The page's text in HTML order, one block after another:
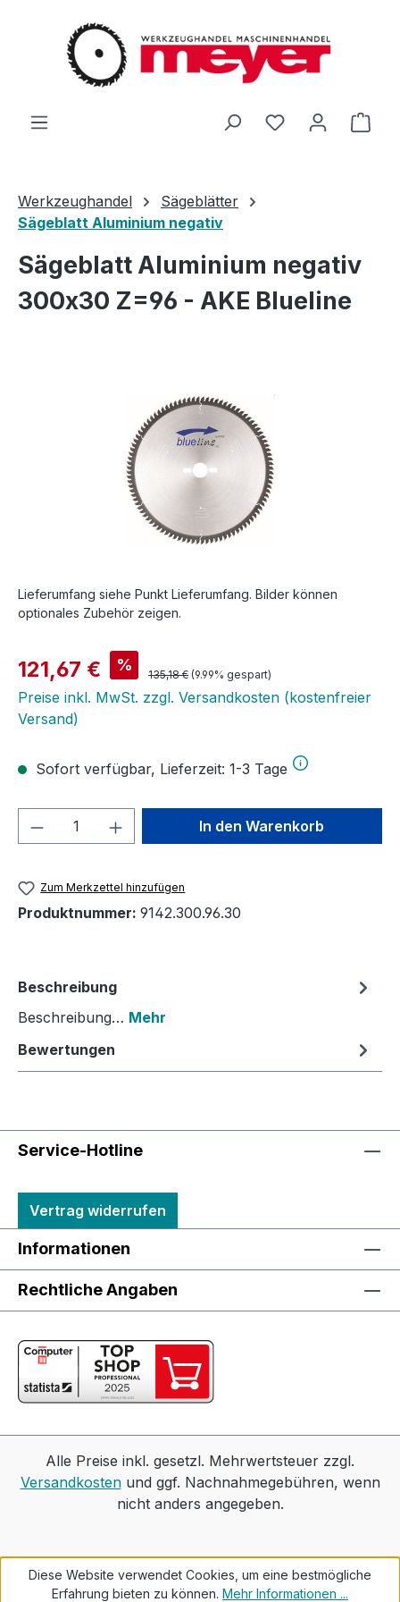
Zum Hauptinhalt springen
Du hast 0
Werkzeughandel
Sägeblätter
Sägeblatt Aluminium negativ
Sägeblatt Aluminium negativ
300x30 Z=96 - AKE Blueline
Lieferumfang siehe Punkt Lieferumfang. Bilder können
optionales Zubehör zeigen.
Verkaufspreis:
121,67 € % Regulärer Preis:
135,18 € (9.99% gespart)
Preise inkl. MwSt. zzgl. Versandkosten (kostenfreier
Versand)
Sofort verfügbar, Lieferzeit: 1-3 Tage
Produkt Anzahl: Gib denIn den Warenkorb
Zum Merkzettel hinzufügen
Produktnummer: 9142.300.96.30
Beschreibung
Beschreibung… Mehr
Bewertungen
Service-Hotline
Vertrag widerrufen
Informationen
Rechtliche Angaben
Alle Preise inkl. gesetzl. Mehrwertsteuer zzgl.
Versandkostenund ggf. Nachnahmegebühren, wenn
nicht anders angegeben.
Diese Website verwendet Cookies, um eine bestmögliche
Erfahrung bieten zu können. Mehr Informationen ...